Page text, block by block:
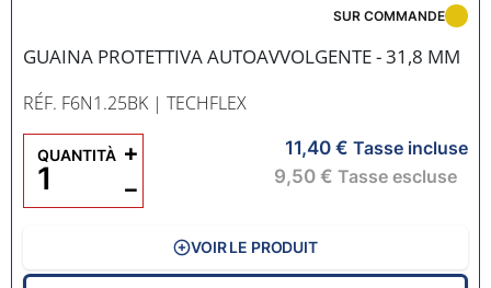
GUAINA PROTETTIVA AUTOAVVOLGENTE - 31,8 MM
RÉF. F6N1.25BK | TECHFLEX
SUR COMMANDE
11,40 € Tasse incluse
9,50 € Tasse escluse
QUANTITÀ
−
+
VOIR LE PRODUIT